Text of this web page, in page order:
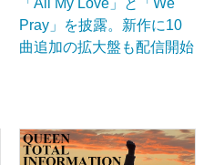
「All My Love」と「We
Pray」を披露。新作に10
曲追加の拡大盤も配信開始